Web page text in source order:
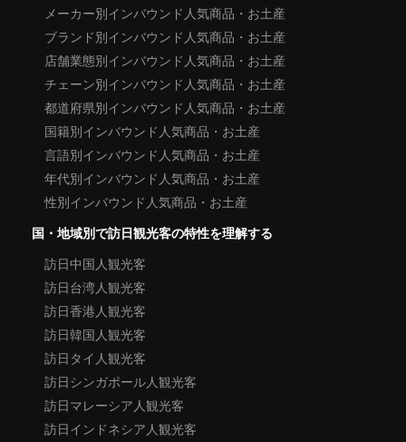
メーカー別インバウンド人気商品・お土産
ブランド別インバウンド人気商品・お土産
店舗業態別インバウンド人気商品・お土産
チェーン別インバウンド人気商品・お土産
都道府県別インバウンド人気商品・お土産
国籍別インバウンド人気商品・お土産
言語別インバウンド人気商品・お土産
年代別インバウンド人気商品・お土産
性別インバウンド人気商品・お土産
国・地域別で訪日観光客の特性を理解する
訪日中国人観光客
訪日台湾人観光客
訪日香港人観光客
訪日韓国人観光客
訪日タイ人観光客
訪日シンガポール人観光客
訪日マレーシア人観光客
訪日インドネシア人観光客